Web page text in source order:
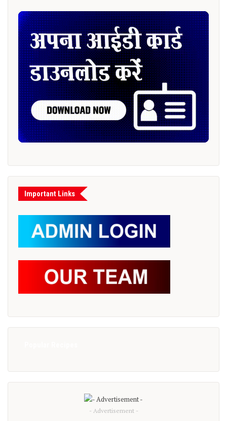
Important Links
- Advertisement -